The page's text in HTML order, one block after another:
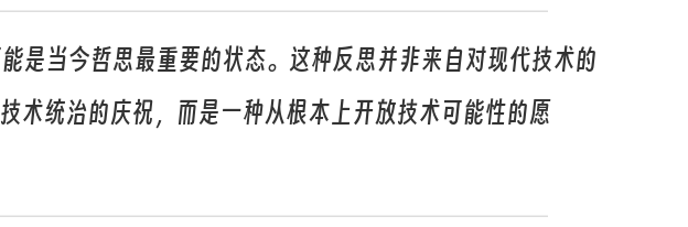
能是当今哲思最重要的状态。这种反思并非来自对现代技术的
术统治的庆祝，而是一种从根本上开放技术可能性的愿